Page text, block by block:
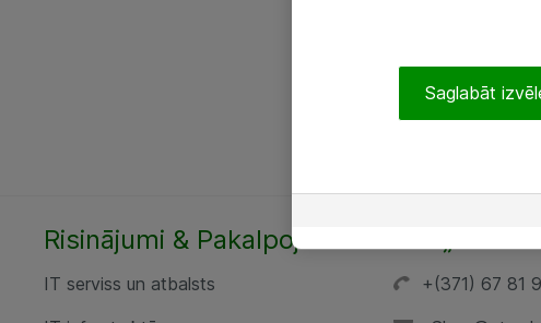
Risinājumi & Pakalpojumi
IT serviss un atbalsts
+(371) 67 81
Saglabāt